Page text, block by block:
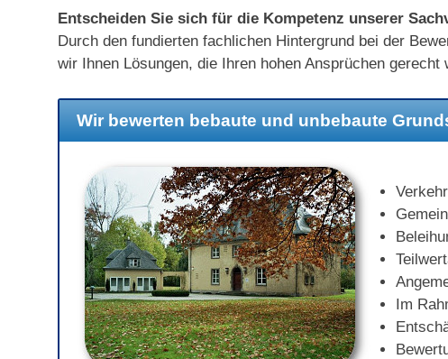
Entscheiden Sie sich für die Kompetenz unserer
Durch den fundierten fachlichen Hintergrund bei der
wir Ihnen Lösungen, die Ihren hohen Ansprüchen gerecht
Wir bewerten bebaute und unbebaute
Im